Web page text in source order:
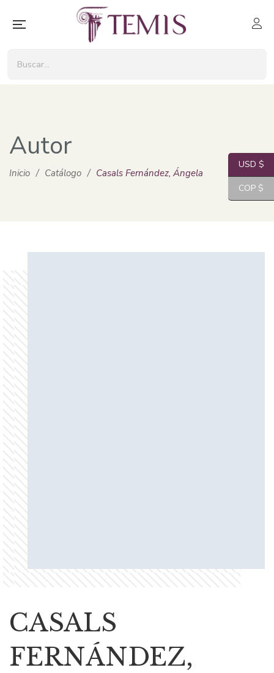
Autor
Inicio / Catálogo / Casals Fernández, Ángela
CASALS
FERNÁNDEZ,
USD $
COP $